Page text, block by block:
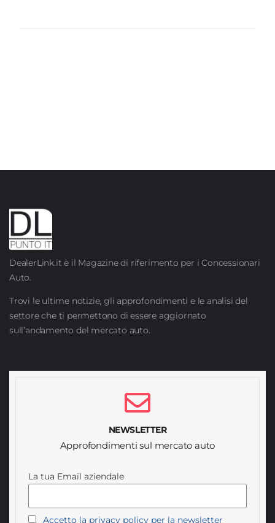
DealerLink.it è il Magazine di riferimento per i Concessionari
Auto.
Trovi le ultime notizie, gli approfondimenti e le analisi del
settore che ti permettono di essere aggiornato
sull’andamento del mercato auto.
NEWSLETTER
Approfondimenti sul mercato auto
La tua Email aziendale
Accetto la privacy policy per la newsletter